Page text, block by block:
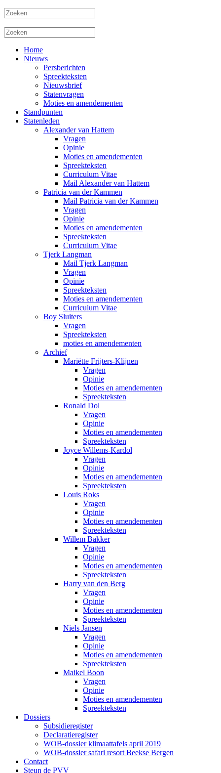
Home
Nieuws
Persberichten
Spreekteksten
Nieuwsbrief
Statenvragen
Moties en amendementen
Standpunten
Statenleden
Alexander van Hattem
Vragen
Opinie
Moties en amendementen
Spreekteksten
Curriculum Vitae
Mail Alexander van Hattem
Patricia van der Kammen
Mail Patricia van der Kammen
Vragen
Opinie
Moties en amendementen
Spreekteksten
Curriculum Vitae
Tjerk Langman
Mail Tjerk Langman
Vragen
Opinie
Spreekteksten
Moties en amendementen
Curriculum Vitae
Boy Sluiters
Vragen
Spreekteksten
moties en amendementen
Archief
Mariëtte Frijters-Klijnen
Vragen
Opinie
Moties en amendementen
Spreekteksten
Ronald Dol
Vragen
Opinie
Moties en amendementen
Spreekteksten
Joyce Willems-Kardol
Vragen
Opinie
Moties en amendementen
Spreekteksten
Louis Roks
Vragen
Opinie
Moties en amendementen
Spreekteksten
Willem Bakker
Vragen
Opinie
Moties en amendementen
Spreekteksten
Harry van den Berg
Vragen
Opinie
Moties en amendementen
Spreekteksten
Niels Jansen
Vragen
Opinie
Moties en amendementen
Spreekteksten
Maikel Boon
Vragen
Opinie
Moties en amendementen
Spreekteksten
Dossiers
Subsidieregister
Declaratieregister
WOB-dossier klimaattafels april 2019
WOB-dossier safari resort Beekse Bergen
Contact
Steun de PVV